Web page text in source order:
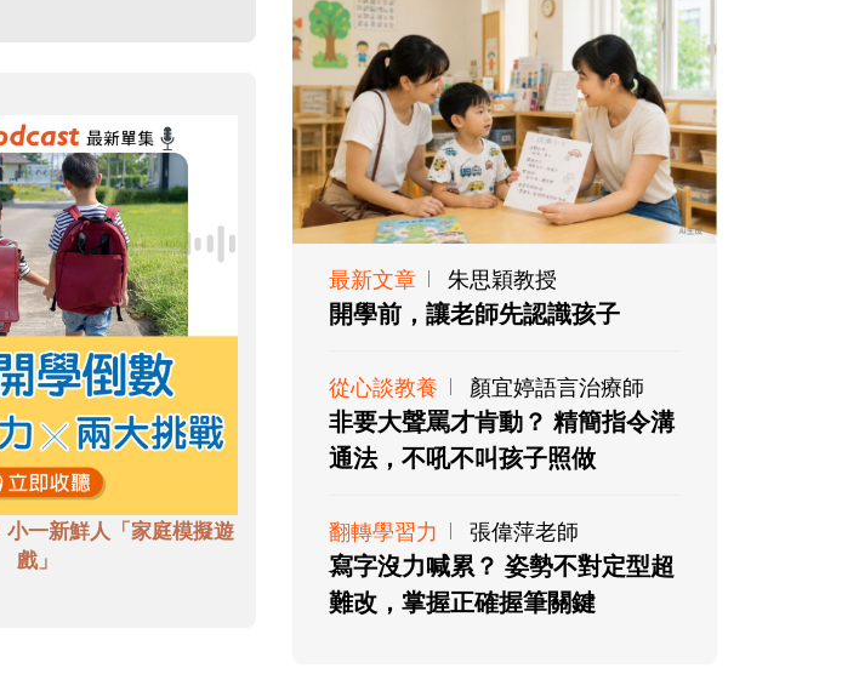
一新鮮人「家庭模擬遊
戲」
最新文章 朱思穎教授
開學前，讓老師先認識孩子
從心談教養 顏宜婷語言治療師
非要大聲罵才肯動？ 精簡指令溝
通法，不吼不叫孩子照做
翻轉學習力 張偉萍老師
寫字沒力喊累？ 姿勢不對定型超
難改，掌握正確握筆關鍵